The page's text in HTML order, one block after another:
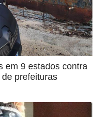
em 9 estados contra
prefeituras